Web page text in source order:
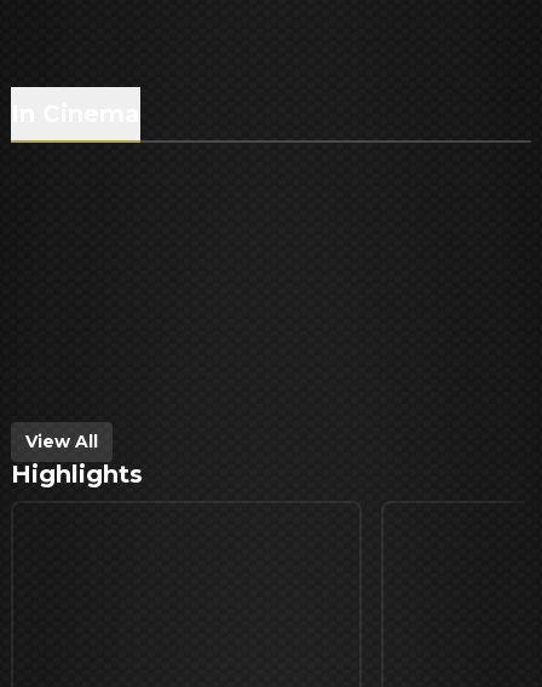
View All
Highlights